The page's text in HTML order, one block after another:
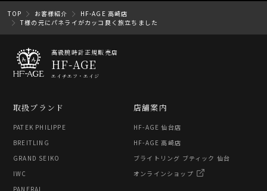
TOP お客様紹介
HF-AGE 高崎店
T様の元にパネライがカッコ良く旅立ちました
高級腕時計正規販売店
HF-AGE
エイチエフ・エイジ
取扱ブランド
PATEK PHILIPPE
BREITLING
GRAND SEIKO
IWC
PANERAI
店舗案内
HF-AGE 仙台店
HF-AGE 高崎店
ブライトリング ブティック 仙台
オンラインショップ